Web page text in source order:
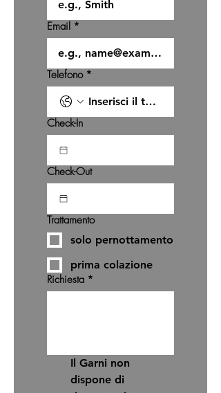
Email *
Telefono *
Check-In
Check-Out
Trattamento
solo pernottamento
prima colazione
Richiesta *
Il Garni non
dispone di